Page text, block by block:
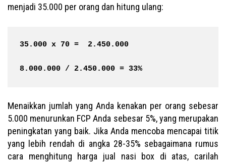
menjadi 35.000 per orang dan hitung ulang:
35.000 x 70 =  2.450.000
8.000.000 / 2.450.000 = 33%
Menaikkan jumlah yang Anda kenakan per orang sebesar
5.000 menurunkan FCP Anda sebesar 5%, yang merupakan
peningkatan yang baik. Jika Anda mencoba mencapai titik
yang lebih rendah di angka 28-35% sebagaimana rumus
cara menghitung harga jual nasi box di atas, carilah